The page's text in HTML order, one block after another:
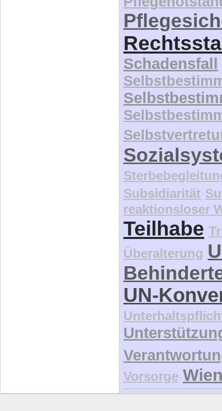
Schadensfall
Subsidiarität
reaktionsloser
Teilhabe
Überalterung
UN-
Vorsorge